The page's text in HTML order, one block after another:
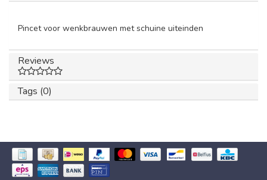
Pincet voor wenkbrauwen met schuine uiteinden
Reviews
Tags (0)